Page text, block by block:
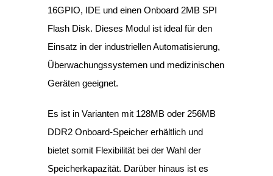
16GPIO, IDE und einen Onboard 2MB SPI
Flash Disk. Dieses Modul ist ideal für den
Einsatz in der industriellen Automatisierung,
Überwachungssystemen und medizinischen
Geräten geeignet.
Es ist in Varianten mit 128MB oder 256MB
DDR2 Onboard-Speicher erhältlich und
bietet somit Flexibilität bei der Wahl der
Speicherkapazität. Darüber hinaus ist es